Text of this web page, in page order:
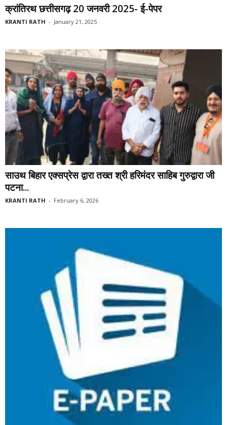
क्रांतिरथ छत्तीसगढ़ 20 जनवरी 2025- ई-पेपर
KRANTI RATH - January 21, 2025
साउथ बिहार एक्सप्रेस द्वारा तख्त श्री हरिमंदर साहिब गुरुद्वारा जी
पटना...
KRANTI RATH - February 6, 2026